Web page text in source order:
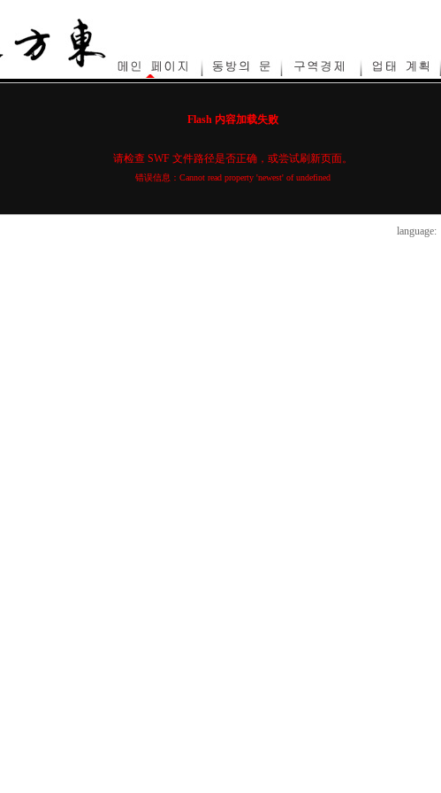
Flash 内容加载失败
请检查 SWF 文件路径是否正确，或尝试刷新页面。
错误信息：Cannot read property 'newest' of undefined
language: